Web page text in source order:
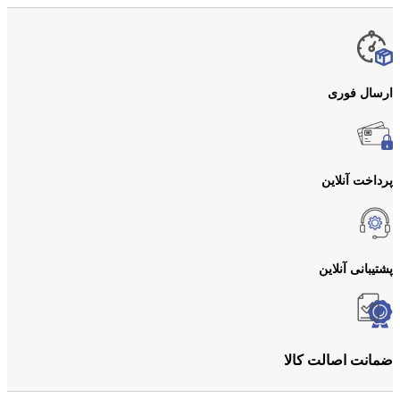
ارسال فوری
پرداخت آنلاین
پشتیبانی آنلاین
ضمانت اصالت کالا